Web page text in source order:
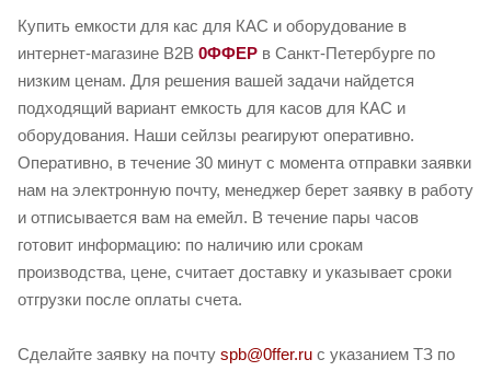
Купить емкости для кас для КАС и оборудование в
интернет-магазине B2B 0ФФЕР в Санкт-Петербурге по
низким ценам. Для решения вашей задачи найдется
подходящий вариант емкость для касов для КАС и
оборудования. Наши сейлзы реагируют оперативно.
Оперативно, в течение 30 минут с момента отправки заявки
нам на электронную почту, менеджер берет заявку в работу
и отписывается вам на емейл. В течение пары часов
готовит информацию: по наличию или срокам
производства, цене, считает доставку и указывает сроки
отгрузки после оплаты счета.
Сделайте заявку на почту spb@0ffer.ru с указанием ТЗ по